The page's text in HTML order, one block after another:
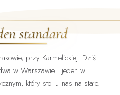
standard
przy Karmelickiej. Dziś
w Warszawie i jeden w
który stoi u nas na stałe.